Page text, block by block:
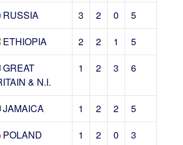
RUSSIA 3 2 0
5
ETHIOPIA 2 2 1
5
GREAT
& N.I.
1 2 3 6
JAMAICA 1 2 2
5
POLAND 1 2 0
3